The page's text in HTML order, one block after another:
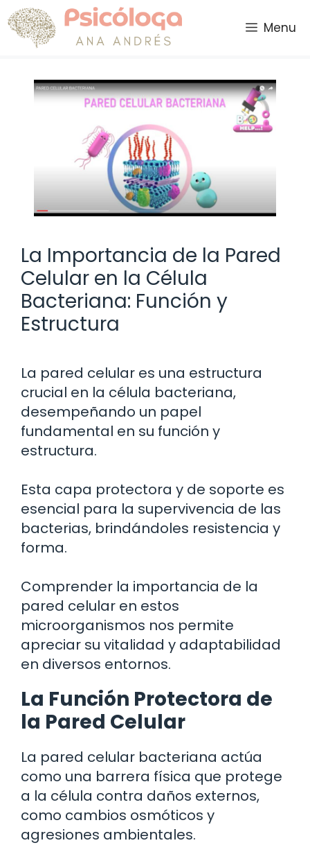
Saltar
al
contenido
Menu
La Importancia de la Pared
Celular en la Célula
Bacteriana: Función y
Estructura
La pared celular es una estructura
crucial en la célula bacteriana,
desempeñando un papel
fundamental en su función y
estructura.
Esta capa protectora y de soporte es
esencial para la supervivencia de las
bacterias, brindándoles resistencia y
forma.
Comprender la importancia de la
pared celular en estos
microorganismos nos permite
apreciar su vitalidad y adaptabilidad
en diversos entornos.
La Función Protectora de
la Pared Celular
La pared celular bacteriana actúa
como una barrera física que protege
a la célula contra daños externos,
como cambios osmóticos y
agresiones ambientales.